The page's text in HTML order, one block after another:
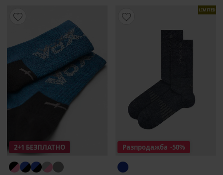
2+1 БЕЗПЛАТНО
LIMITED
Разпродажба -50%